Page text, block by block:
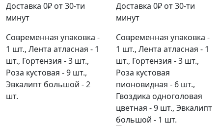
Доставка 0₽ от 30-ти
минут
Современная упаковка -
1 шт., Лента атласная - 1
шт., Гортензия - 3 шт.,
Роза кустовая - 9 шт.,
Эвкалипт большой - 2
шт.
Доставка 0₽ от 30-ти
минут
Современная упаковка -
1 шт., Лента атласная - 1
шт., Гортензия - 3 шт.,
Роза кустовая
пионовидная - 6 шт.,
Гвоздика одноголовая
цветная - 9 шт., Эвкалипт
большой - 1 шт.